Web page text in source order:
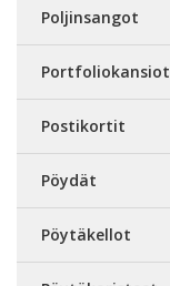
Poljinsangot
Portfoliokansiot
Postikortit
Pöydät
Pöytäkellot